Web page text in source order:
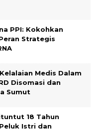
PPI: Kokohkan
Strategis
Medis Dalam
Disomasi dan
Sumut
18 Tahun
Istri dan